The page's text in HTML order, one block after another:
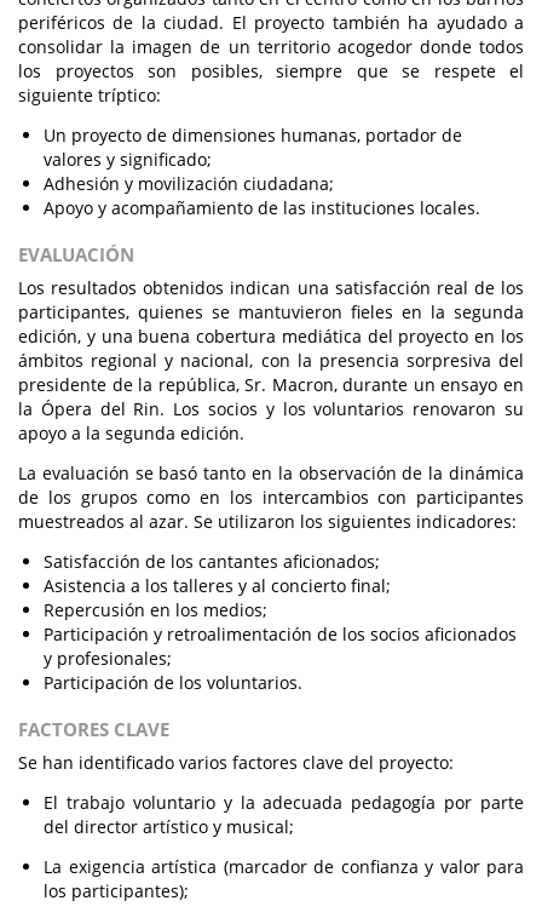
periféricos de la ciudad. El proyecto también ha ayudado a
consolidar la imagen de un territorio acogedor donde todos
los proyectos son posibles, siempre que se respete el
siguiente tríptico:
Un proyecto de dimensiones humanas, portador de
valores y significado;
Adhesión y movilización ciudadana;
Apoyo y acompañamiento de las instituciones locales.
EVALUACIÓN
Los resultados obtenidos indican una satisfacción real de los
participantes, quienes se mantuvieron fieles en la segunda
edición, y una buena cobertura mediática del proyecto en los
ámbitos regional y nacional, con la presencia sorpresiva del
presidente de la república, Sr. Macron, durante un ensayo en
la Ópera del Rin. Los socios y los voluntarios renovaron su
apoyo a la segunda edición.
La evaluación se basó tanto en la observación de la dinámica
de los grupos como en los intercambios con participantes
muestreados al azar. Se utilizaron los siguientes indicadores:
Satisfacción de los cantantes aficionados;
Asistencia a los talleres y al concierto final;
Repercusión en los medios;
Participación y retroalimentación de los socios aficionados
y profesionales;
Participación de los voluntarios.
FACTORES CLAVE
Se han identificado varios factores clave del proyecto:
El trabajo voluntario y la adecuada pedagogía por parte
del director artístico y musical;
La exigencia artística (marcador de confianza y valor para
los participantes);